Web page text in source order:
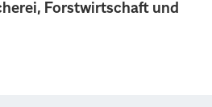
Forstwirtschaft und